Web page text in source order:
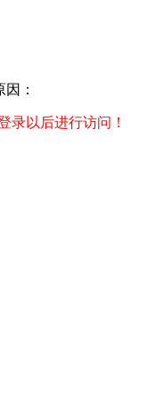
：
录以后进行访问！